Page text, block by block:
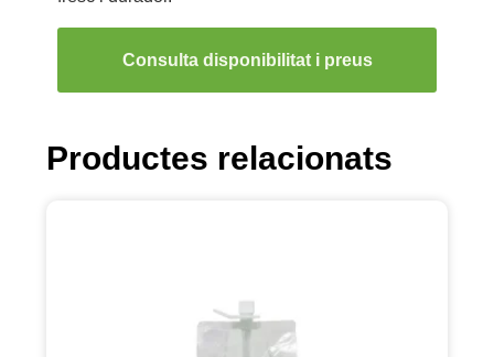
Consulta disponibilitat i preus
Productes relacionats